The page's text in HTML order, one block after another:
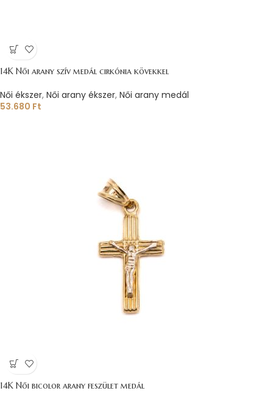
14K Női arany szív medál cirkónia kövekkel
Női ékszer, Női arany ékszer, Női arany medál
53.680 Ft
14K Női bicolor arany feszület medál